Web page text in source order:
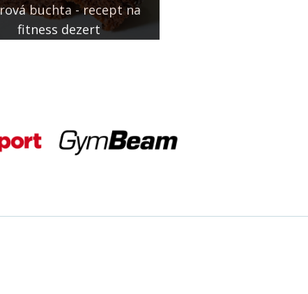
buchta - recept na
fitness dezert